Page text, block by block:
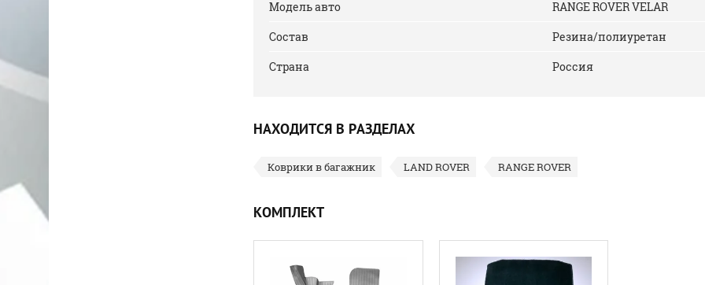
Модель авто
RANGE ROVER VELAR
Состав
Резина/полиуретан
Страна
Россия
НАХОДИТСЯ В РАЗДЕЛАХ
Коврики в багажник LAND ROVER RANGE ROVER
КОМПЛЕКТ